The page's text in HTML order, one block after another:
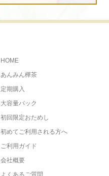
HOME
あんみん樺茶
定期購入
大容量パック
初回限定おためし
初めてご利用される方へ
ご利用ガイド
会社概要
よくあるご質問